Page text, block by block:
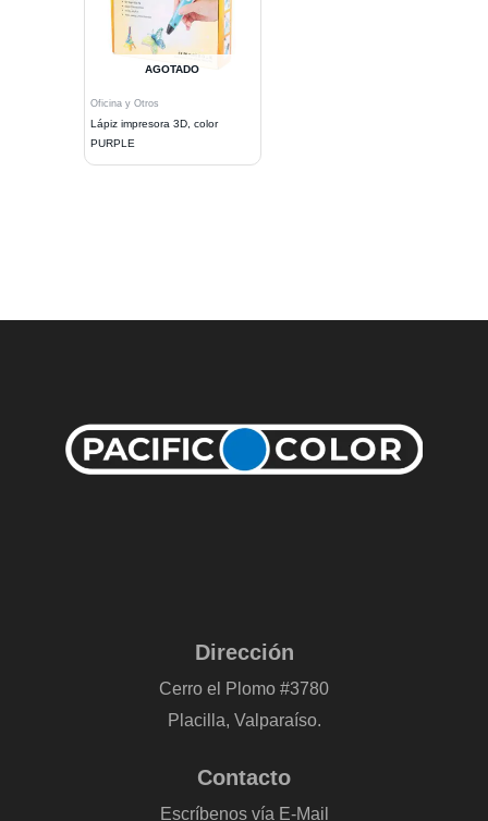
AGOTADO
Oficina y Otros
Lápiz impresora 3D, color
PURPLE
Dirección
Cerro el Plomo #3780
Placilla, Valparaíso.
Contacto
Escríbenos vía E-Mail